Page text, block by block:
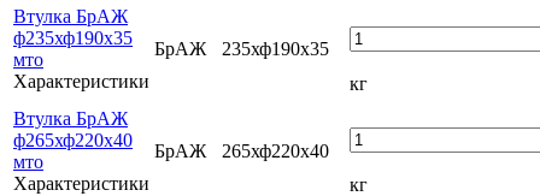
Втулка БрАЖ
ф235хф190х35
мто
Характеристики
БрАЖ
235хф190х35
кг
Втулка БрАЖ
ф265хф220х40
мто
Характеристики
БрАЖ
265хф220х40
кг